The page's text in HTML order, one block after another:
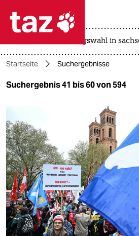
 taz zahl ich
taz zahl ich
themen
öko
gesellschaft
kultur
sport
berlin
landtagswahl in
Startseite Suchergebnisse
Suchergebnis 41 bis 60 von 594